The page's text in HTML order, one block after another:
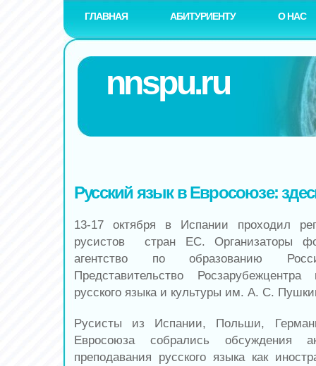
ГЛАВНАЯ АБИТУРИЕНТУ О НАС
nnspu.ru
Русский язык в Евросоюзе:
13-17 октября в Испании проходил
русистов стран ЕС. Организаторы
агентство по образованию
Представительство
русского языка и культуры им. А. С.
Русисты из Испании, Польши,
Евросоюза собрались обсуждения
преподавания русского языка как